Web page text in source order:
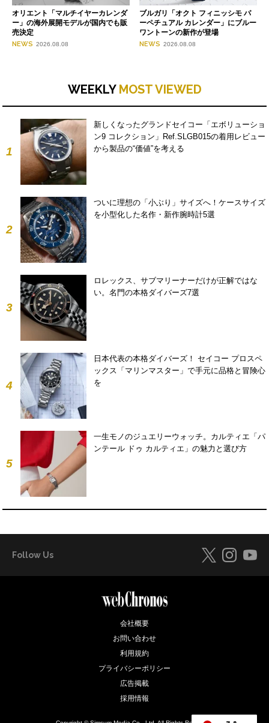
オリエント「マルチイヤーカレンダ
ー」の海外展開モデルが国内でも販
売決定
NEWS 2026.08.08
ブルガリ「オクト フィニッシモ パ
ーペチュアル カレンダー」にブルー
ワントーンの新作が登場
NEWS 2026.08.08
WEEKLY MOST VIEWED
1
新しくなったグランドセイコー「エボリューショ
ン9 コレクション」Ref.SLGB015の着用レビュー
から製品の“価値”を考える
2
ついに理想の「小ぶり」サイズへ！ケースサイズ
を小型化した名作・新作腕時計5選
3
ロレックス、サブマリーナーだけが正解ではな
い。名門の本格ダイバーズ7選
4
日本代表の本格ダイバーズ！ セイコー プロスペ
ックス「マリンマスター」で手元に品格と冒険心
を
5
一生モノのジュエリーウォッチ。カルティエ「パ
ンテール ドゥ カルティエ」の魅力と選び方
Follow Us
会社概要
お問い合わせ
利用規約
プライバシーポリシー
広告掲載
採用情報